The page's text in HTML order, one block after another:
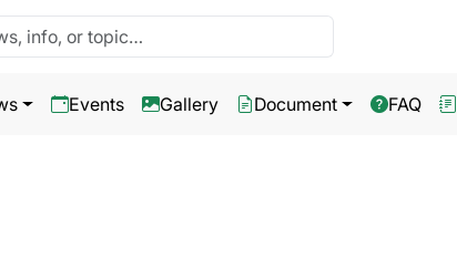
Events Gallery Document FAQ